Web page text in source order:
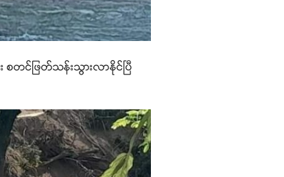
တင်ဖြတ်သန်းသွားလာနိုင်ပြီ